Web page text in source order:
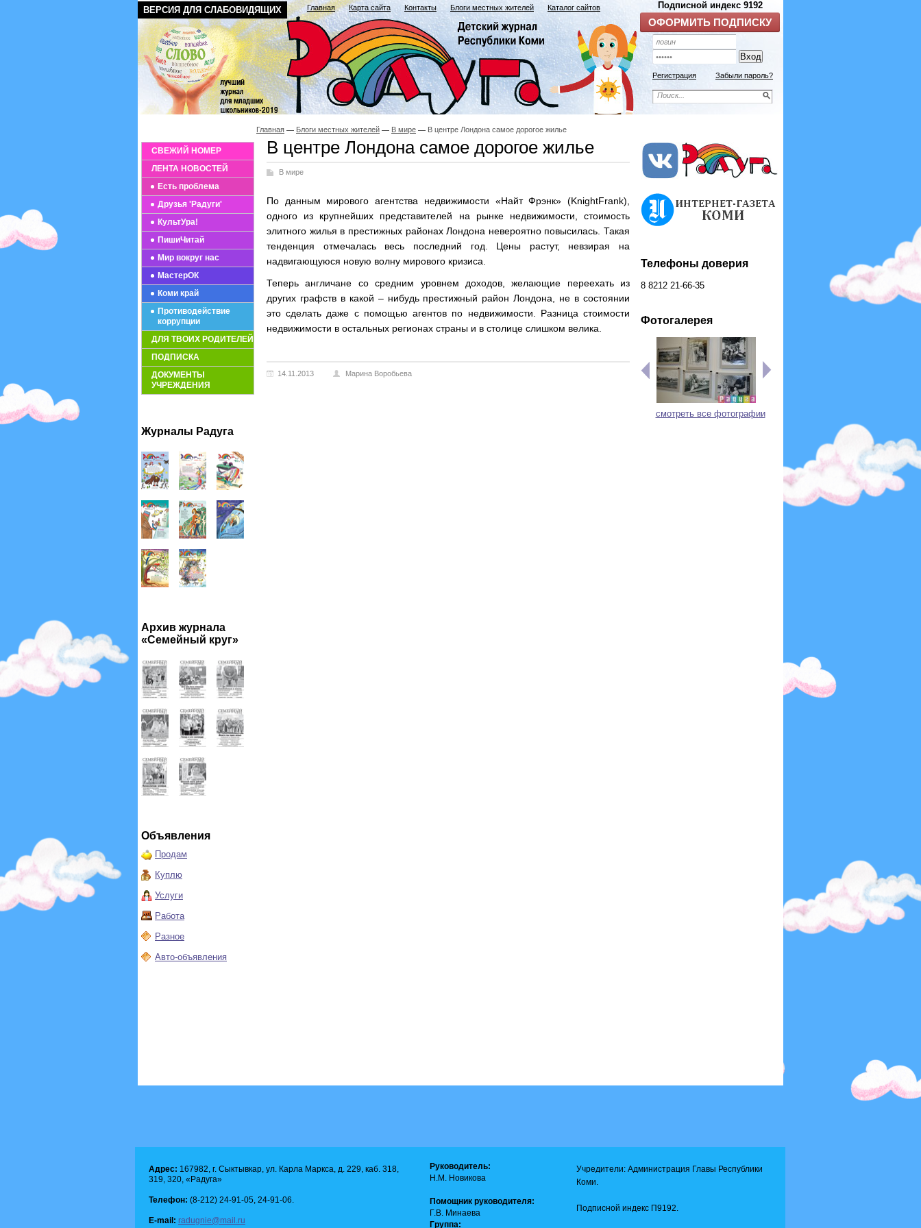
ВЕРСИЯ ДЛЯ СЛАБОВИДЯЩИХ Главная Карта сайта Контакты Блоги местных жителей Каталог сайтов
Регистрация Забыли пароль?
СВЕЖИЙ НОМЕР
ЛЕНТА НОВОСТЕЙ
Есть проблема
Друзья 'Радуги'
КультУра!
ПишиЧитай
Мир вокруг нас
МастерОК
Коми край
Противодействие
коррупции
ДЛЯ ТВОИХ РОДИТЕЛЕЙ
ПОДПИСКА
ДОКУМЕНТЫ
УЧРЕЖДЕНИЯ
Журналы Радуга
Архив журнала
«Семейный круг»
Объявления
Продам
Куплю
Услуги
Работа
Разное
Авто-объявления
Главная Блоги местных жителей В мире В центре Лондона самое дорогое жилье
В центре Лондона самое дорогое жилье
В мире
По данным мирового агентства недвижимости «Найт Фрэнк» (KnightFrank),
одного из крупнейших представителей на рынке недвижимости, стоимость
элитного жилья в престижных районах Лондона невероятно повысилась. Такая
тенденция отмечалась весь последний год. Цены растут, невзирая на
надвигающуюся новую волну мирового кризиса.
Теперь англичане со средним уровнем доходов, желающие переехать из
других графств в какой – нибудь престижный район Лондона, не в состоянии
это сделать даже с помощью агентов по недвижимости. Разница стоимости
недвижимости в остальных регионах страны и в столице слишком велика.
14.11.2013 Марина Воробьева
Телефоны доверия
8 8212 21-66-35
Фотогалерея
смотреть все фотографии
Адрес: 167982, г. Сыктывкар, ул. Карла Маркса, д. 229, каб. 318,
319, 320, «Радуга»
Телефон: (8-212) 24-91-05, 24-91-06.
E-mail: radugnie@mail.ru
Руководитель:
Н.М. Новикова
Помощник руководителя:
Г.В. Минаева
Группа:
Учредители: Администрация Главы Республики
Коми.
Подписной индекс П9192.